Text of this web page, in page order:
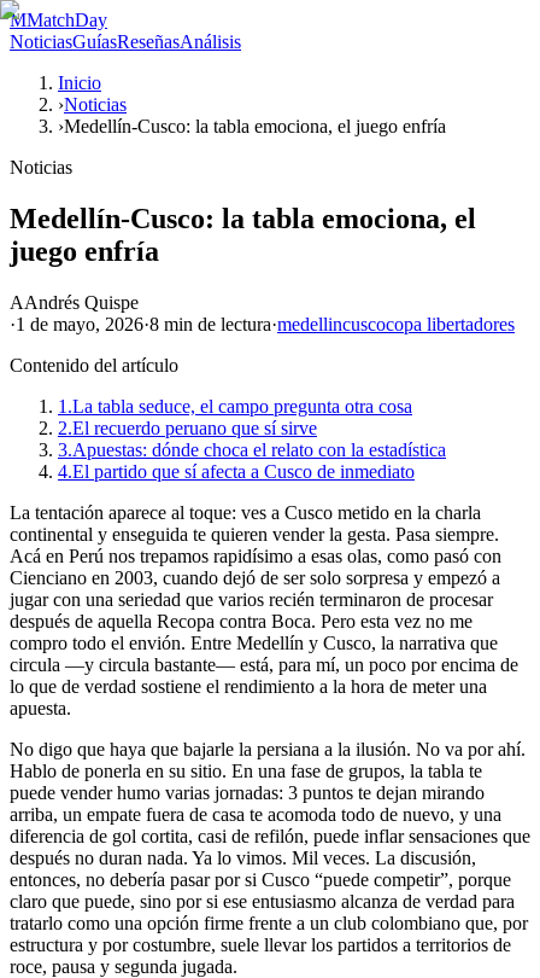
MMatchDay
NoticiasGuíasReseñasAnálisis
Inicio
›Noticias
›Medellín-Cusco: la tabla emociona, el juego enfría
Noticias
Medellín-Cusco: la tabla emociona, el
juego enfría
AAndrés Quispe
·1 de mayo, 2026·8 min de lectura·medellincuscocopa libertadores
Contenido del artículo
1.La tabla seduce, el campo pregunta otra cosa
2.El recuerdo peruano que sí sirve
3.Apuestas: dónde choca el relato con la estadística
4.El partido que sí afecta a Cusco de inmediato
La tentación aparece al toque: ves a Cusco metido en la charla
continental y enseguida te quieren vender la gesta. Pasa siempre.
Acá en Perú nos trepamos rapidísimo a esas olas, como pasó con
Cienciano en 2003, cuando dejó de ser solo sorpresa y empezó a
jugar con una seriedad que varios recién terminaron de procesar
después de aquella Recopa contra Boca. Pero esta vez no me
compro todo el envión. Entre Medellín y Cusco, la narrativa que
circula —y circula bastante— está, para mí, un poco por encima de
lo que de verdad sostiene el rendimiento a la hora de meter una
apuesta.
No digo que haya que bajarle la persiana a la ilusión. No va por ahí.
Hablo de ponerla en su sitio. En una fase de grupos, la tabla te
puede vender humo varias jornadas: 3 puntos te dejan mirando
arriba, un empate fuera de casa te acomoda todo de nuevo, y una
diferencia de gol cortita, casi de refilón, puede inflar sensaciones que
después no duran nada. Ya lo vimos. Mil veces. La discusión,
entonces, no debería pasar por si Cusco “puede competir”, porque
claro que puede, sino por si ese entusiasmo alcanza de verdad para
tratarlo como una opción firme frente a un club colombiano que, por
estructura y por costumbre, suele llevar los partidos a territorios de
roce, pausa y segunda jugada.